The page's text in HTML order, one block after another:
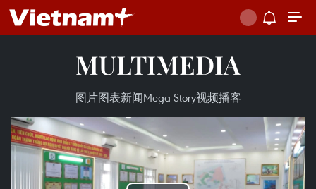
MULTIMEDIA
图片图表新闻Mega Story视频播客